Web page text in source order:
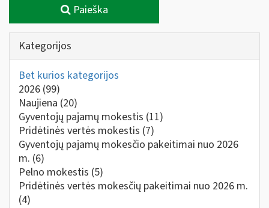
Paieška
Kategorijos
Bet kurios kategorijos
2026 (99)
Naujiena (20)
Gyventojų pajamų mokestis (11)
Pridėtinės vertės mokestis (7)
Gyventojų pajamų mokesčio pakeitimai nuo 2026
m. (6)
Pelno mokestis (5)
Pridėtinės vertės mokesčių pakeitimai nuo 2026 m.
(4)